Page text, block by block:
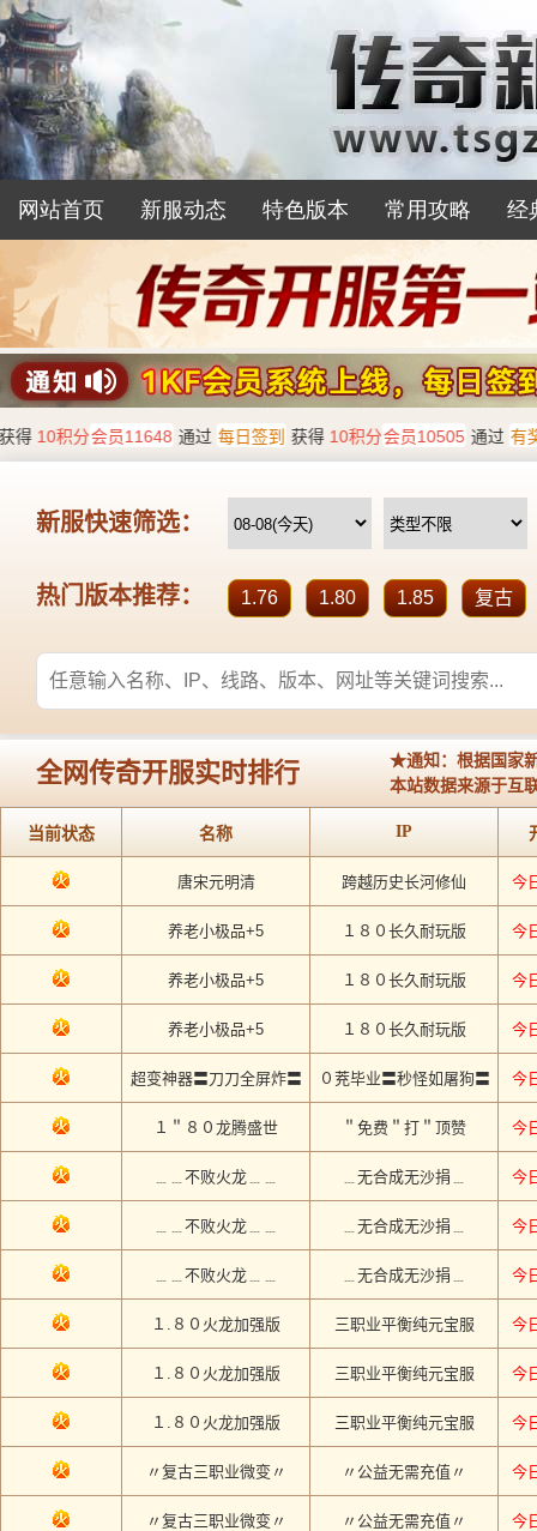
网站首页 新服动态 特色版本 常用攻略 经